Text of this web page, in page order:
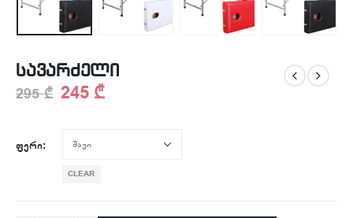
სავარძელი
295₾ 245 ₾
ᲤᲔᲠᲘ
CLEAR